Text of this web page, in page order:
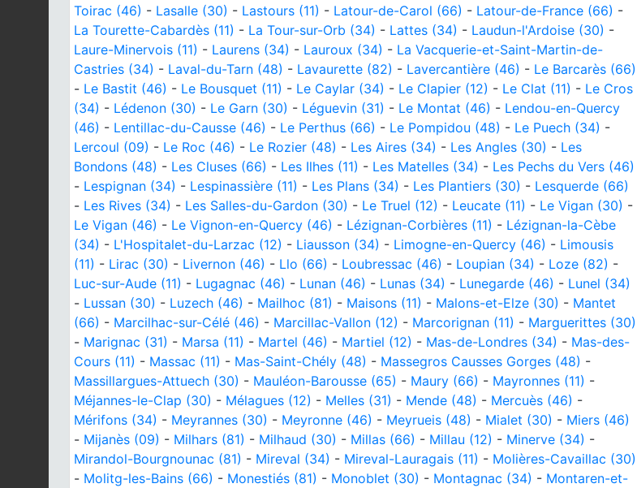
Toirac (46) - Lasalle (30) - Lastours (11) - Latour-de-Carol (66) - Latour-de-France (66) -
La Tourette-Cabardès (11) - La Tour-sur-Orb (34) - Lattes (34) - Laudun-l'Ardoise (30) -
Laure-Minervois (11) - Laurens (34) - Lauroux (34) - La Vacquerie-et-Saint-Martin-de-
Castries (34) - Laval-du-Tarn (48) - Lavaurette (82) - Lavercantière (46) - Le Barcarès (66)
- Le Bastit (46) - Le Bousquet (11) - Le Caylar (34) - Le Clapier (12) - Le Clat (11) - Le Cros
(34) - Lédenon (30) - Le Garn (30) - Léguevin (31) - Le Montat (46) - Lendou-en-Quercy
(46) - Lentillac-du-Causse (46) - Le Perthus (66) - Le Pompidou (48) - Le Puech (34) -
Lercoul (09) - Le Roc (46) - Le Rozier (48) - Les Aires (34) - Les Angles (30) - Les
Bondons (48) - Les Cluses (66) - Les Ilhes (11) - Les Matelles (34) - Les Pechs du Vers (46)
- Lespignan (34) - Lespinassière (11) - Les Plans (34) - Les Plantiers (30) - Lesquerde (66)
- Les Rives (34) - Les Salles-du-Gardon (30) - Le Truel (12) - Leucate (11) - Le Vigan (30) -
Le Vigan (46) - Le Vignon-en-Quercy (46) - Lézignan-Corbières (11) - Lézignan-la-Cèbe
(34) - L'Hospitalet-du-Larzac (12) - Liausson (34) - Limogne-en-Quercy (46) - Limousis
(11) - Lirac (30) - Livernon (46) - Llo (66) - Loubressac (46) - Loupian (34) - Loze (82) -
Luc-sur-Aude (11) - Lugagnac (46) - Lunan (46) - Lunas (34) - Lunegarde (46) - Lunel (34)
- Lussan (30) - Luzech (46) - Mailhoc (81) - Maisons (11) - Malons-et-Elze (30) - Mantet
(66) - Marcilhac-sur-Célé (46) - Marcillac-Vallon (12) - Marcorignan (11) - Marguerittes (30)
- Marignac (31) - Marsa (11) - Martel (46) - Martiel (12) - Mas-de-Londres (34) - Mas-des-
Cours (11) - Massac (11) - Mas-Saint-Chély (48) - Massegros Causses Gorges (48) -
Massillargues-Attuech (30) - Mauléon-Barousse (65) - Maury (66) - Mayronnes (11) -
Méjannes-le-Clap (30) - Mélagues (12) - Melles (31) - Mende (48) - Mercuès (46) -
Mérifons (34) - Meyrannes (30) - Meyronne (46) - Meyrueis (48) - Mialet (30) - Miers (46)
- Mijanès (09) - Milhars (81) - Milhaud (30) - Millas (66) - Millau (12) - Minerve (34) -
Mirandol-Bourgnounac (81) - Mireval (34) - Mireval-Lauragais (11) - Molières-Cavaillac (30)
- Molitg-les-Bains (66) - Monestiés (81) - Monoblet (30) - Montagnac (34) - Montaren-et-